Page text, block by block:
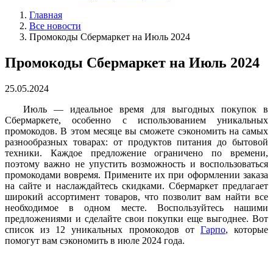
Главная
Все новости
Промокоды Сбермаркет на Июль 2024
Промокоды Сбермаркет на Июль 2024
25.05.2024
Июль — идеальное время для выгодных покупок в
Сбермаркете, особенно с использованием уникальных
промокодов. В этом месяце вы сможете сэкономить на самых
разнообразных товарах: от продуктов питания до бытовой
техники. Каждое предложение ограничено по времени,
поэтому важно не упустить возможность и воспользоваться
промокодами вовремя. Примените их при оформлении заказа
на сайте и наслаждайтесь скидками. Сбермаркет предлагает
широкий ассортимент товаров, что позволит вам найти все
необходимое в одном месте. Воспользуйтесь нашими
предложениями и сделайте свои покупки еще выгоднее. Вот
список из 12 уникальных промокодов от Гарпо, которые
помогут вам сэкономить в июле 2024 года.